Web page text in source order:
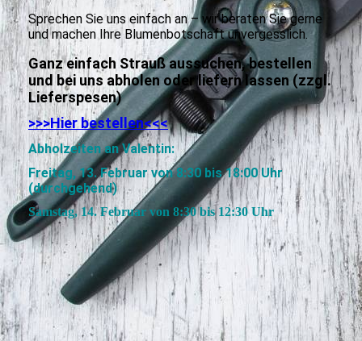
Sprechen Sie uns einfach an – wir beraten Sie gerne
und machen Ihre Blumenbotschaft unvergesslich.
Ganz einfach Strauß aussuchen, bestellen
und bei uns abholen oder liefern lassen (zzgl.
Lieferspesen)
>>>Hier bestellen<<<
Abholzeiten an Valentin:
Freitag, 13. Februar von 8:30 bis 18:00 Uhr
(durchgehend)
Samstag, 14. Februar von 8:30 bis 12:30 Uhr